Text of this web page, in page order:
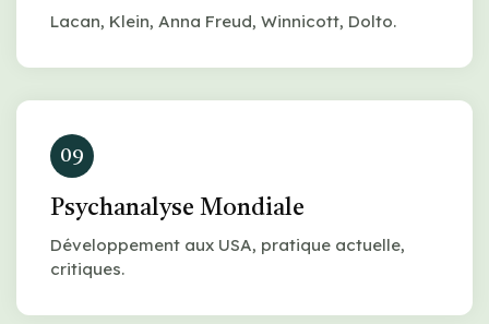
Lacan, Klein, Anna Freud, Winnicott, Dolto.
09
Psychanalyse Mondiale
Développement aux USA, pratique actuelle,
critiques.